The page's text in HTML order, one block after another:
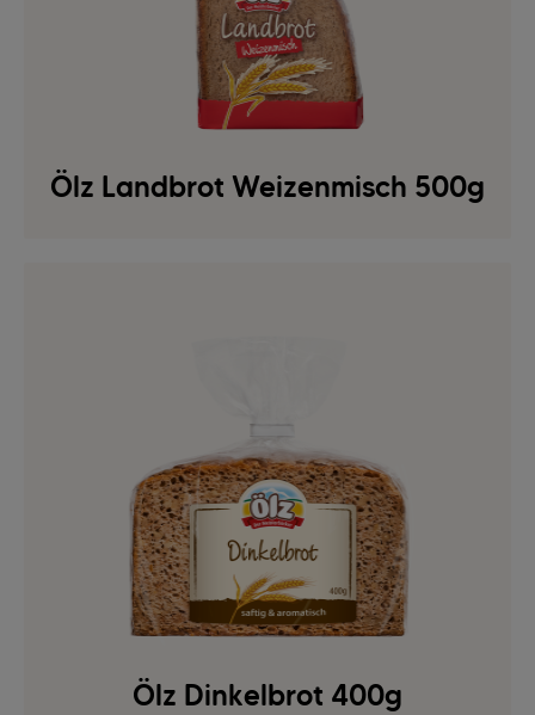
Ölz Landbrot Weizenmisch 500g
Ölz Dinkelbrot 400g